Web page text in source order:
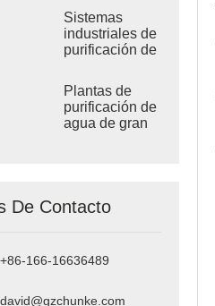
inversa de
agua salobre
Sistemas
industriales de
purificación de
ósmosis
inversa
Plantas de
purificación de
agua de gran
De Contacto
+86-166-16636489
david@gzchunke.com